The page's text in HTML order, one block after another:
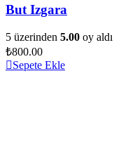
But Izgara
5 üzerinden 5.00 oy aldı
₺800.00
Sepete Ekle